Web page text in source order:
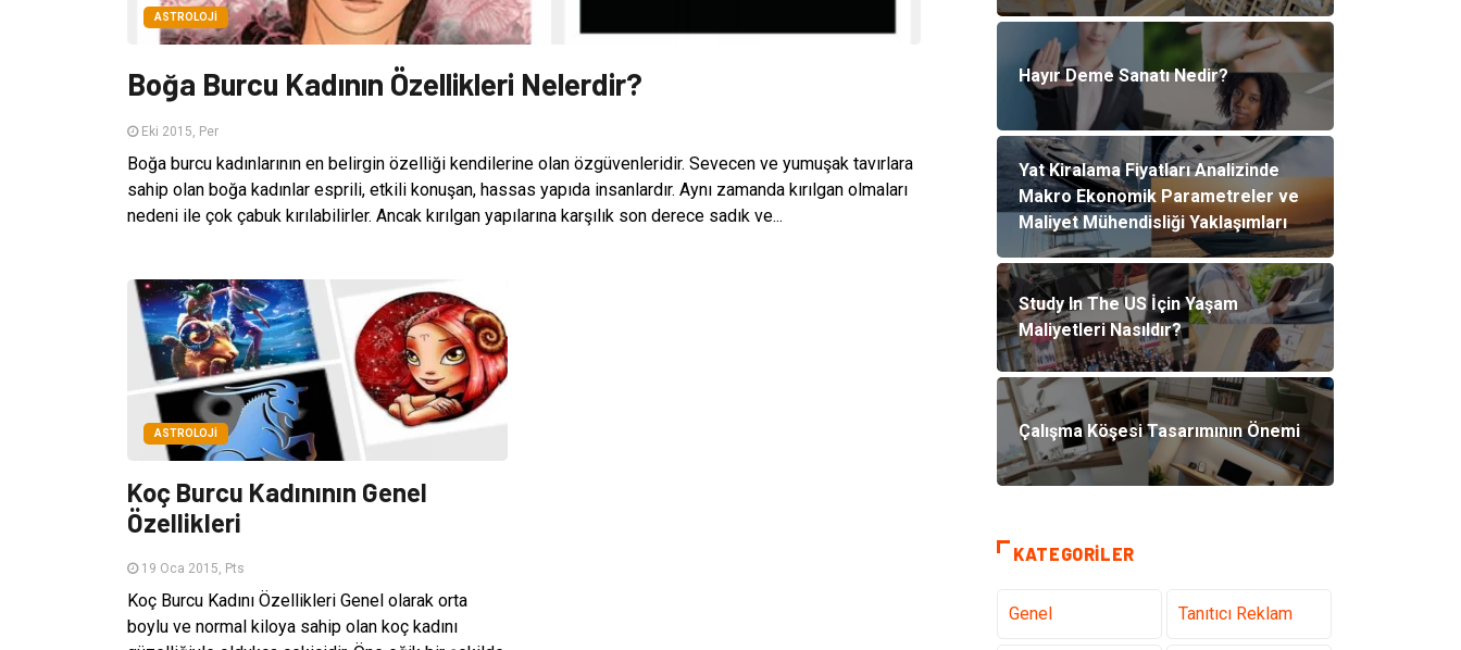
ASTROLOJI
Boğa Burcu Kadının Özellikleri Nelerdir?
Eki 2015, Per
Boğa burcu kadınlarının en belirgin özelliği kendilerine olan özgüvenleridir. Sevecen ve yumuşak tavırlara
sahip olan boğa kadınlar esprili, etkili konuşan, hassas yapıda insanlardır. Aynı zamanda kırılgan olmaları
nedeni ile çok çabuk kırılabilirler. Ancak kırılgan yapılarına karşılık son derece sadık ve...
ASTROLOJI
Koç Burcu Kadınının Genel
Özellikleri
19 Oca 2015, Pts
Koç Burcu Kadını Özellikleri Genel olarak orta
boylu ve normal kiloya sahip olan koç kadını
Hayır Deme Sanatı Nedir?
Yat Kiralama Fiyatları Analizinde
Makro Ekonomik Parametreler ve
Maliyet Mühendisliği Yaklaşımları
Study In The US İçin Yaşam
Maliyetleri Nasıldır?
Çalışma Köşesi Tasarımının Önemi
KATEGORILER
Genel Tanıtıcı Reklam